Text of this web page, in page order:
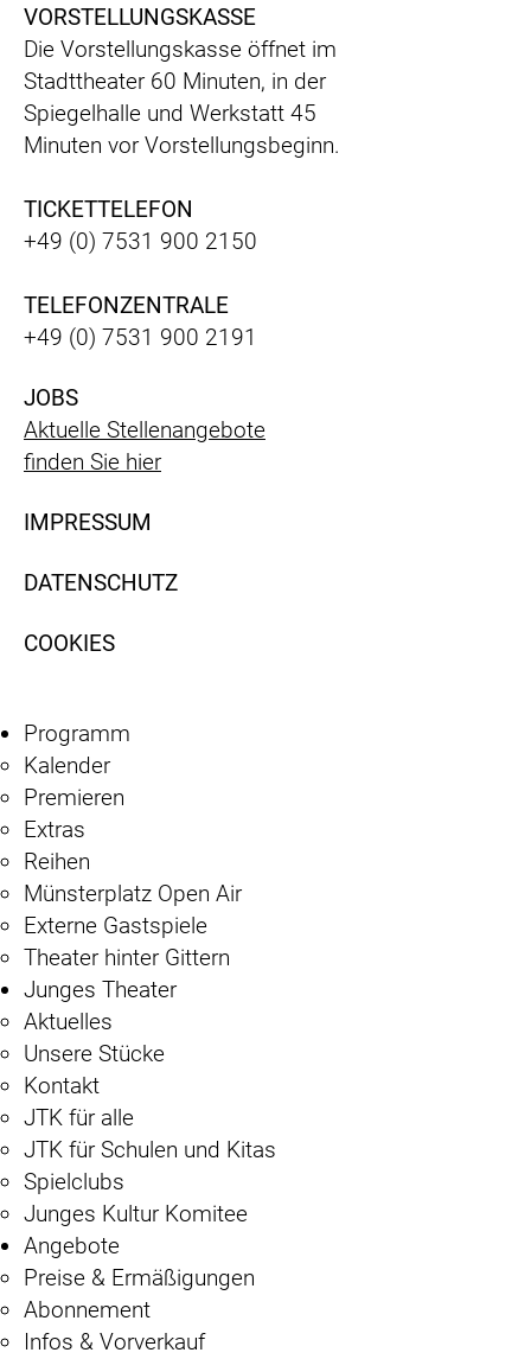
VORSTELLUNGSKASSE
Die Vorstellungskasse öffnet im
Stadttheater 60 Minuten, in der
Spiegelhalle und Werkstatt 45
Minuten vor Vorstellungsbeginn.
TICKETTELEFON
+49 (0) 7531 900 2150
TELEFONZENTRALE
+49 (0) 7531 900 2191
JOBS
Aktuelle Stellenangebote
finden Sie hier
IMPRESSUM
DATENSCHUTZ
COOKIES
Programm
Kalender
Premieren
Extras
Reihen
Münsterplatz Open Air
Externe Gastspiele
Theater hinter Gittern
Junges Theater
Aktuelles
Unsere Stücke
Kontakt
JTK für alle
JTK für Schulen und Kitas
Spielclubs
Junges Kultur Komitee
Angebote
Preise & Ermäßigungen
Abonnement
Infos & Vorverkauf